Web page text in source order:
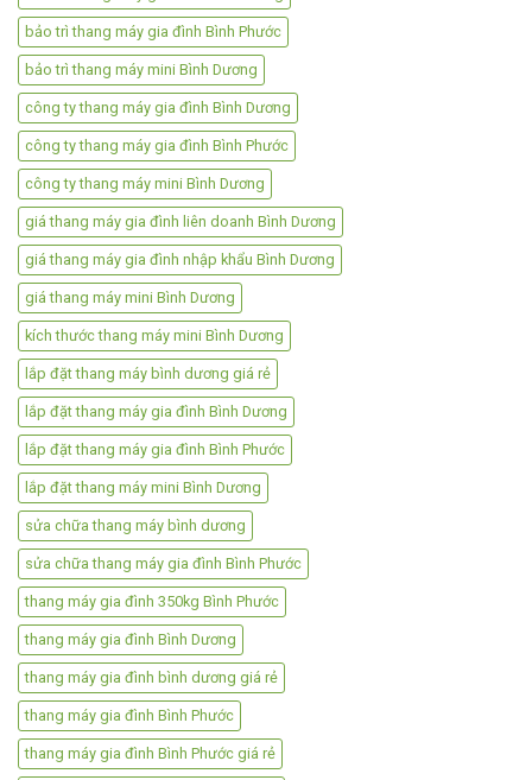
bảo trì thang máy gia đình Bình Phước
bảo trì thang máy mini Bình Dương
công ty thang máy gia đình Bình Dương
công ty thang máy gia đình Bình Phước
công ty thang máy mini Bình Dương
giá thang máy gia đình liên doanh Bình Dương
giá thang máy gia đình nhập khẩu Bình Dương
giá thang máy mini Bình Dương
kích thước thang máy mini Bình Dương
lắp đặt thang máy bình dương giá rẻ
lắp đặt thang máy gia đình Bình Dương
lắp đặt thang máy gia đình Bình Phước
lắp đặt thang máy mini Bình Dương
sửa chữa thang máy bình dương
sửa chữa thang máy gia đình Bình Phước
thang máy gia đình 350kg Bình Phước
thang máy gia đình Bình Dương
thang máy gia đình bình dương giá rẻ
thang máy gia đình Bình Phước
thang máy gia đình Bình Phước giá rẻ